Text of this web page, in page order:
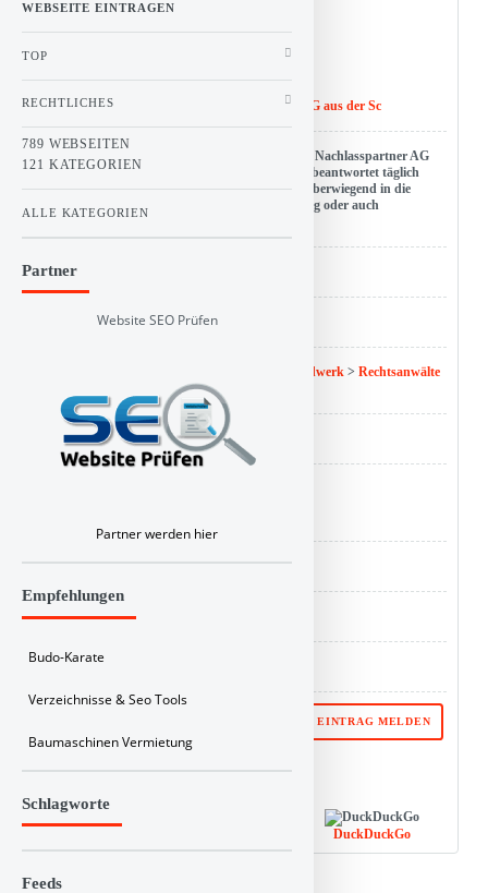
Titel :Nachlassberatung von Nachlasspartner AG aus der Sc
Beschreibung : Pascal Wirth ist mit seiner Firma Nachlasspartner AG
seit über 2 Jahren in Sankt Gallen ansässig und beantwortet täglich
Fragen rund um die Nachlassplanung, die sich überwiegend in die
Sparten Erbrecht, Testament, Patientenverfügung oder auch
Willensvollstreckung clustern lassen.
URL : www.nachlasspartner.ch
Dienstleistung und Handwerk> Rechtsanwälte
ID : 552
Analyse :SEO Score
Backlink :Checker
Website SEO Wert :
⚑ PROBLEM MIT DIESEM EINTRAG MELDEN
Ihr Link von Linkbuch bei:
DuckDuckGo
WEBSEITE EINTRAGEN
TOP
RECHTLICHES
789 WEBSEITEN
121 KATEGORIEN
ALLE KATEGORIEN
Partner
Website SEO Prüfen
Partner werden hier
Empfehlungen
Budo-Karate
Verzeichnisse & Seo Tools
Baumaschinen Vermietung
Schlagworte
Feeds